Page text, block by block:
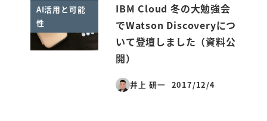
AI活用と可能
性
IBM Cloud 冬の大勉強会
でWatson Discoveryにつ
いて登壇しました（資料公
開）
井上 研一
投稿日
2017/12/4